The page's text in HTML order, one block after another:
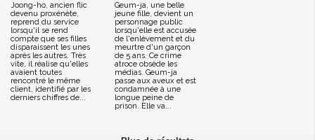
Joong-ho, ancien flic
devenu proxénète,
reprend du service
lorsqu'il se rend
compte que ses filles
disparaissent les unes
après les autres. Très
vite, il réalise qu'elles
avaient toutes
rencontré le même
client, identifié par les
derniers chiffres de...
Geum-ja, une belle
jeune fille, devient un
personnage public
lorsqu'elle est accusée
de l'enlèvement et du
meurtre d'un garçon
de 5 ans. Ce crime
atroce obsède les
médias. Geum-ja
passe aux aveux et est
condamnée à une
longue peine de
prison. Elle va...